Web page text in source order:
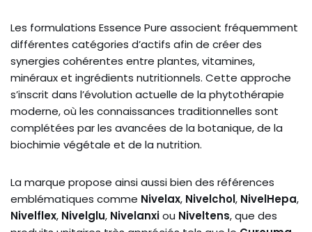
Les formulations Essence Pure associent fréquemment
différentes catégories d’actifs afin de créer des
synergies cohérentes entre plantes, vitamines,
minéraux et ingrédients nutritionnels. Cette approche
s’inscrit dans l’évolution actuelle de la phytothérapie
moderne, où les connaissances traditionnelles sont
complétées par les avancées de la botanique, de la
biochimie végétale et de la nutrition.
La marque propose ainsi aussi bien des références
emblématiques comme Nivelax, Nivelchol, NivelHepa,
Nivelflex, Nivelglu, Nivelanxiou Niveltens, que des